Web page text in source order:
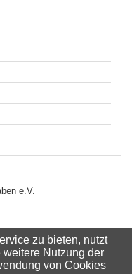
e.V.
zu bieten, nutzt
Nutzung der
von Cookies